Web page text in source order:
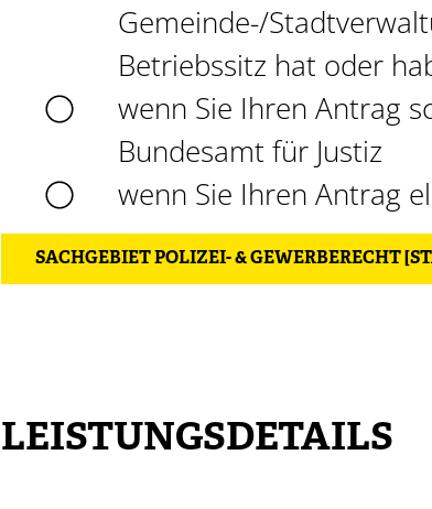
Gemeinde-/
Betriebssitz hat oder
wenn Sie Ihren Antrag
Bundesamt für Justiz
wenn Sie Ihren Antrag
SACHGEBIET POLIZEI- & GEWERBERECHT
LEISTUNGSDETAILS